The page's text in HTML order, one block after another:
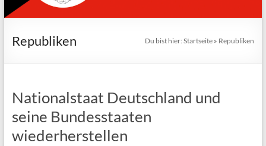
Republiken Du bist hier:Startseite » Republiken
Nationalstaat Deutschland und
seine Bundesstaaten
wiederherstellen